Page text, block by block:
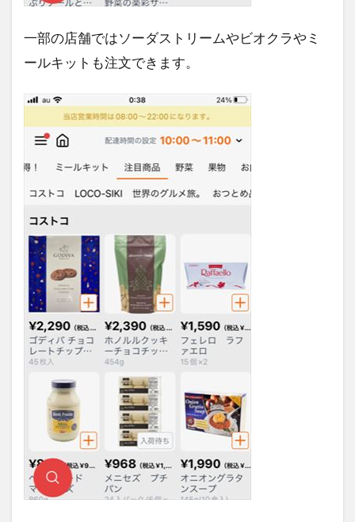
一部の店舗ではソーダストリームやビオクラやミ
ールキットも注文できます。